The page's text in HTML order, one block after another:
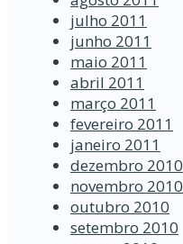
julho 2011
junho 2011
maio 2011
abril 2011
março 2011
fevereiro 2011
janeiro 2011
dezembro 2010
novembro 2010
outubro 2010
setembro 2010